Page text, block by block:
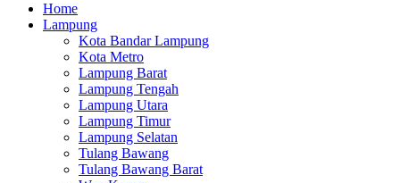
Home
Lampung
Kota Bandar Lampung
Kota Metro
Lampung Barat
Lampung Tengah
Lampung Utara
Lampung Timur
Lampung Selatan
Tulang Bawang
Tulang Bawang Barat